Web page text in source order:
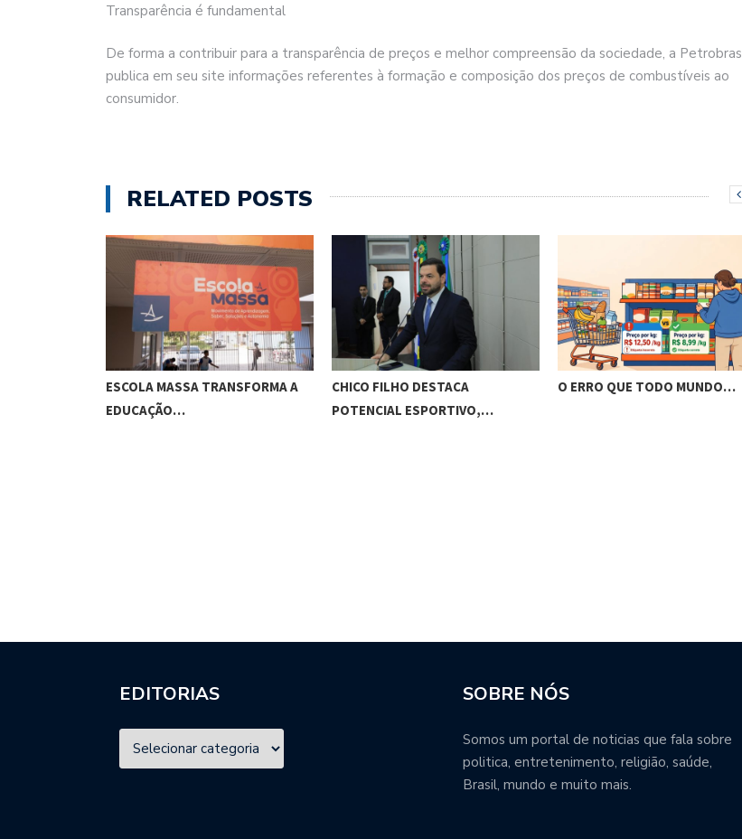
Transparência é fundamental
De forma a contribuir para a transparência de preços e melhor compreensão da sociedade, a Petrobras
publica em seu site informações referentes à formação e composição dos preços de combustíveis ao
consumidor.
RELATED POSTS
ESCOLA MASSA TRANSFORMA A
EDUCAÇÃO…
CHICO FILHO DESTACA
POTENCIAL ESPORTIVO,…
O ERRO QUE TODO MUNDO…
EDITORIAS SOBRE NÓS
Somos um portal de noticias que fala sobre
politica, entretenimento, religião, saúde,
Brasil, mundo e muito mais.